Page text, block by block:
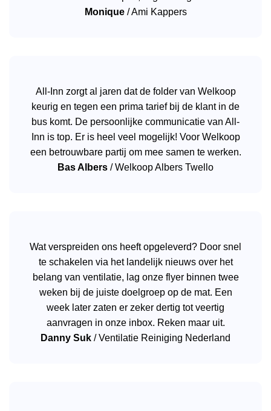
Monique /Ami Kappers
All-Inn zorgt al jaren dat de folder van Welkoop
keurig en tegen een prima tarief bij de klant in de
bus komt. De persoonlijke communicatie van All-
Inn is top. Er is heel veel mogelijk! Voor Welkoop
een betrouwbare partij om mee samen te werken.
Bas Albers /Welkoop Albers Twello
Wat verspreiden ons heeft opgeleverd? Door snel
te schakelen via het landelijk nieuws over het
belang van ventilatie, lag onze flyer binnen twee
weken bij de juiste doelgroep op de mat. Een
week later zaten er zeker dertig tot veertig
aanvragen in onze inbox. Reken maar uit.
Danny Suk /Ventilatie Reiniging Nederland